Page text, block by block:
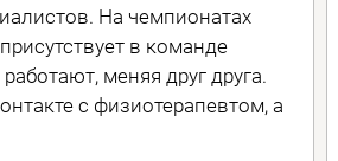
На чемпионатах
в команде
меняя друг друга.
с физиотерапевтом, а